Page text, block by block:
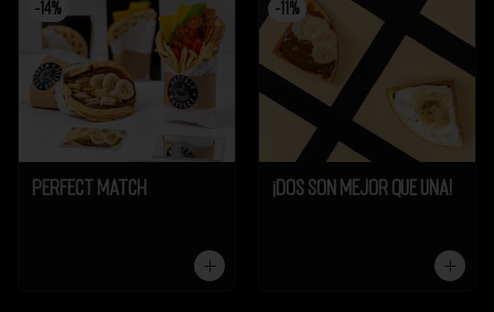
- 14 %
Perfect Match
- %
¡Dos son mejor que UNA!